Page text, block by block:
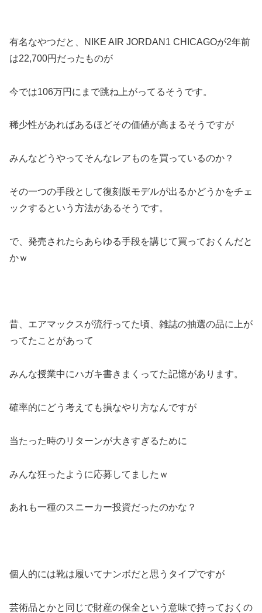
有名なやつだと、NIKE AIR JORDAN1 CHICAGOが2年前
は22,700円だったものが
今では106万円にまで跳ね上がってるそうです。
稀少性があればあるほどその価値が高まるそうですが
みんなどうやってそんなレアものを買っているのか？
その一つの手段として復刻版モデルが出るかどうかをチェ
ックするという方法があるそうです。
で、発売されたらあらゆる手段を講じて買っておくんだと
かｗ
昔、エアマックスが流行ってた頃、雑誌の抽選の品に上が
ってたことがあって
みんな授業中にハガキ書きまくってた記憶があります。
確率的にどう考えても損なやり方なんですが
当たった時のリターンが大きすぎるために
みんな狂ったように応募してましたｗ
あれも一種のスニーカー投資だったのかな？
個人的には靴は履いてナンボだと思うタイプですが
芸術品とかと同じで財産の保全という意味で持っておくの